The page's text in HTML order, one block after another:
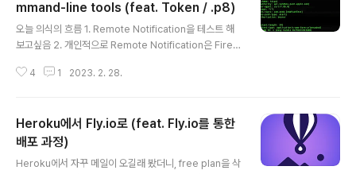
mmand-line tools (feat. Token / .p8)
오늘 의식의 흐름 1. Remote Notification을 테스트 해
보고싶음 2. 개인적으로 Remote Notification은 Fireb
세팅하고 뭐 프로젝트에 SDK 추가할 생각하니까 갑자기
ols 이런게 있길래 도전 참고로 위 링크에 2가지 방법(Ce
rtiticate, Token)이 있는데 나는 Token을 이용해서 해
볼거 Certificate와 Token 방식에 대한 차이점은 [Rem
4 1 2023. 2. 28.
Heroku에서 Fly.io로 (feat. Fly.io를 통한
배포 과정)
Heroku에서 자꾸 메일이 오길래 봤더니, free plan을 삭